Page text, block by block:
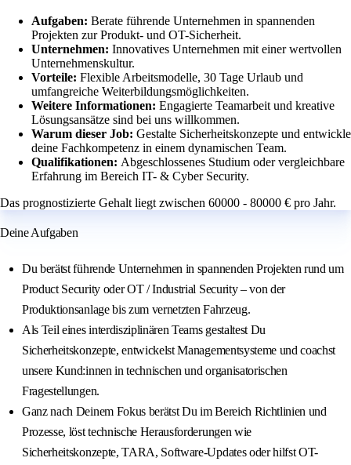
Aufgaben: Berate führende Unternehmen in spannenden
Projekten zur Produkt- und OT-Sicherheit.
Unternehmen: Innovatives Unternehmen mit einer wertvollen
Unternehmenskultur.
Vorteile: Flexible Arbeitsmodelle, 30 Tage Urlaub und
umfangreiche Weiterbildungsmöglichkeiten.
Weitere Informationen: Engagierte Teamarbeit und kreative
Lösungsansätze sind bei uns willkommen.
Warum dieser Job: Gestalte Sicherheitskonzepte und entwickle
deine Fachkompetenz in einem dynamischen Team.
Qualifikationen: Abgeschlossenes Studium oder vergleichbare
Erfahrung im Bereich IT- & Cyber Security.
Das prognostizierte Gehalt liegt zwischen 60000 - 80000 € pro Jahr.
Deine Aufgaben
Du berätst führende Unternehmen in spannenden Projekten rund um
Product Security oder OT / Industrial Security – von der
Produktionsanlage bis zum vernetzten Fahrzeug.
Als Teil eines interdisziplinären Teams gestaltest Du
Sicherheitskonzepte, entwickelst Managementsysteme und coachst
unsere Kund:innen in technischen und organisatorischen
Fragestellungen.
Ganz nach Deinem Fokus berätst Du im Bereich Richtlinien und
Prozesse, löst technische Herausforderungen wie
Sicherheitskonzepte, TARA, Software-Updates oder hilfst OT-